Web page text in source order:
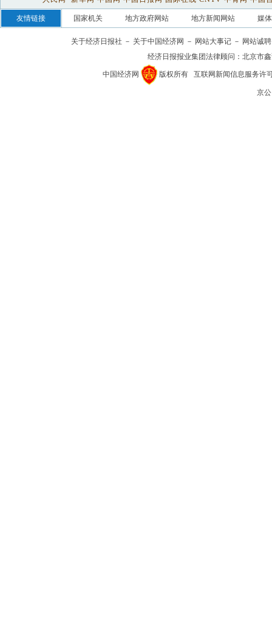
友情链接 国家机关 地方政府网站 地方新闻网站 媒
关于经济日报社 － 关于中国经济网 － 网站大事记 － 网站诚聘
经济日报报业集团法律顾问： 北京市
中国经济网 版权所有 互联网新闻信息服务许
京